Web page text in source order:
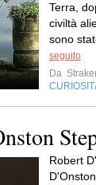
Terra,
civiltà
sono
seguito
Da
Robert